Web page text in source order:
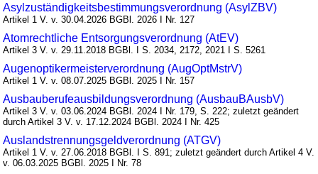
Asylzuständigkeitsbestimmungsverordnung (AsylZBV)
Artikel 1 V. v. 30.04.2026 BGBl. 2026 I Nr. 127
Atomrechtliche Entsorgungsverordnung (AtEV)
Artikel 3 V. v. 29.11.2018 BGBl. I S. 2034, 2172, 2021 I S. 5261
Augenoptikermeisterverordnung (AugOptMstrV)
Artikel 1 V. v. 08.07.2025 BGBl. 2025 I Nr. 157
Ausbauberufeausbildungsverordnung (AusbauBAusbV)
Artikel 3 V. v. 03.06.2024 BGBl. 2024 I Nr. 179, S. 222; zuletzt geändert
durch Artikel 3 V. v. 17.12.2024 BGBl. 2024 I Nr. 425
Auslandstrennungsgeldverordnung (ATGV)
Artikel 1 V. v. 27.06.2018 BGBl. I S. 891; zuletzt geändert durch Artikel 4 V.
v. 06.03.2025 BGBl. 2025 I Nr. 78